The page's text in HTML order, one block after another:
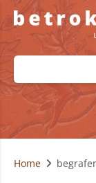
Home